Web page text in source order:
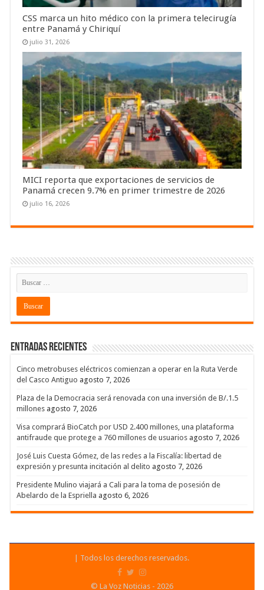
CSS marca un hito médico con la primera telecirugía
entre Panamá y Chiriquí
julio 31, 2026
MICI reporta que exportaciones de servicios de
Panamá crecen 9.7% en primer trimestre de 2026
julio 16, 2026
Entradas recientes
Cinco metrobuses eléctricos comienzan a operar en la Ruta Verde
del Casco Antiguo agosto 7, 2026
Plaza de la Democracia será renovada con una inversión de B/.1.5
millones agosto 7, 2026
Visa comprará BioCatch por USD 2.400 millones, una plataforma
antifraude que protege a 760 millones de usuarios agosto 7, 2026
José Luis Cuesta Gómez, de las redes a la Fiscalía: libertad de
expresión y presunta incitación al delito agosto 7, 2026
Presidente Mulino viajará a Cali para la toma de posesión de
Abelardo de la Espriella agosto 6, 2026
| Todos los derechos reservados.
© La Voz Noticias - 2026